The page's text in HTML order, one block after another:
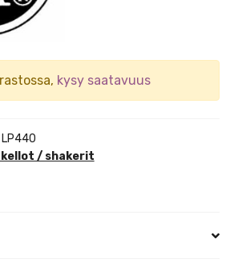
kysy saatavuus
LP440
kellot / shakerit